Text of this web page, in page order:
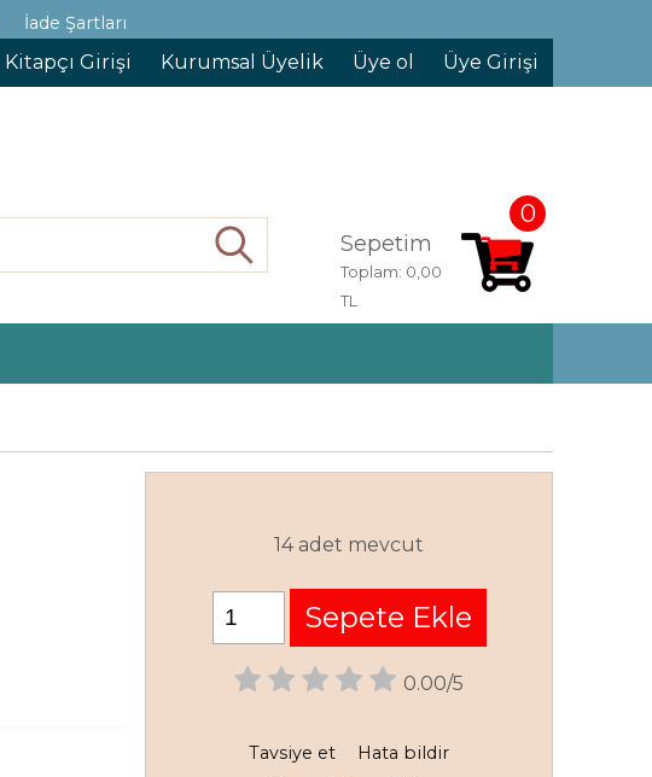
İade Şartları
Kitapçı Girişi Kurumsal Üyelik Üye ol Üye Girişi
Sepetim
0
Toplam: 0,00
TL
14 adet mevcut
Sepete Ekle
0.00/5
Tavsiye et
Hata bildir